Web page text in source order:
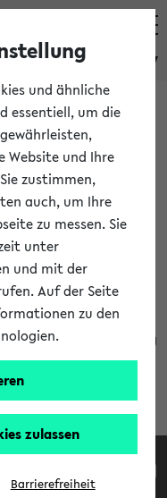
eKVV
Veranstaltungen
und nicht abhängig
LinkedIn TikTok
und ähnliche
essentiell, um die
Website und Ihre
zustimmen,
auch, um Ihre
zu messen. Sie
unter
und mit der
Auf der Seite
zu den
zulassen
Barrierefreiheit